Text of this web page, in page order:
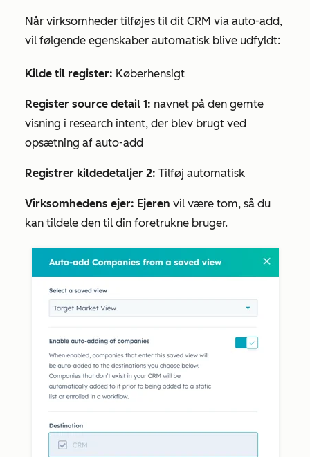
Når virksomheder tilføjes til dit CRM via auto-add,
vil følgende egenskaber automatisk blive udfyldt:
Kilde til register: Køberhensigt
Register source detail 1: navnet på den gemte
visning i research intent, der blev brugt ved
opsætning af auto-add
Registrer kildedetaljer 2: Tilføj automatisk
Virksomhedens ejer: Ejeren vil være tom, så du
kan tildele den til din foretrukne bruger.